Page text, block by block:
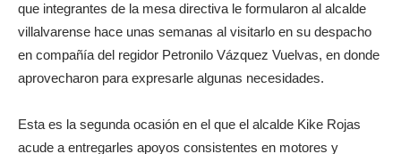
que integrantes de la mesa directiva le formularon al alcalde
villalvarense hace unas semanas al visitarlo en su despacho
en compañía del regidor Petronilo Vázquez Vuelvas, en donde
aprovecharon para expresarle algunas necesidades.
Esta es la segunda ocasión en el que el alcalde Kike Rojas
acude a entregarles apoyos consistentes en motores y